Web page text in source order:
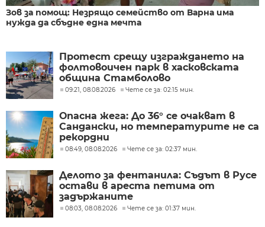
Зов за помощ: Незрящо семейство от Варна има
нужда да сбъдне една мечта
Протест срещу изграждането на
фолтовоичен парк в хасковската
община Стамболово
09:21, 08.08.2026 Чете се за: 02:15 мин.
Опасна жега: До 36° се очакват в
Сандански, но температурите не са
рекордни
08:49, 08.08.2026 Чете се за: 02:37 мин.
Делото за фентанила: Съдът в Русе
остави в ареста петима от
задържаните
08:03, 08.08.2026 Чете се за: 01:37 мин.